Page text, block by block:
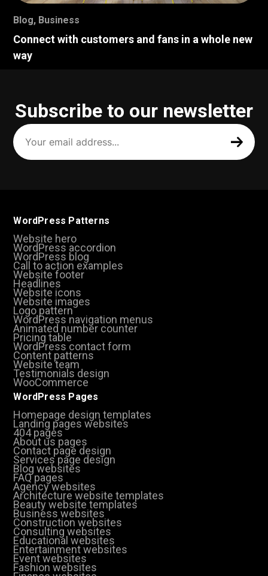
Blog, Business
Connect with customers and fans in a whole new
way
Subscribe to our newsletter
Your
email
address
(Required)
WordPress Patterns
Website hero
WordPress accordion
WordPress blog
Call to action examples
Website footer
Headlines
Website icons
Website images
Logo pattern
WordPress navigation menus
Animated number counter
Pricing table
WordPress contact form
Content patterns
Website team
Testimonials design
WooCommerce
WordPress Pages
Homepage design templates
Landing pages websites
404 pages
About us pages
Contact page design
Services page design
Blog websites
FAQ pages
Agency websites
Architecture website templates
Beauty website templates
Business websites
Construction websites
Consulting websites
Educational websites
Entertainment websites
Event websites
Fashion websites